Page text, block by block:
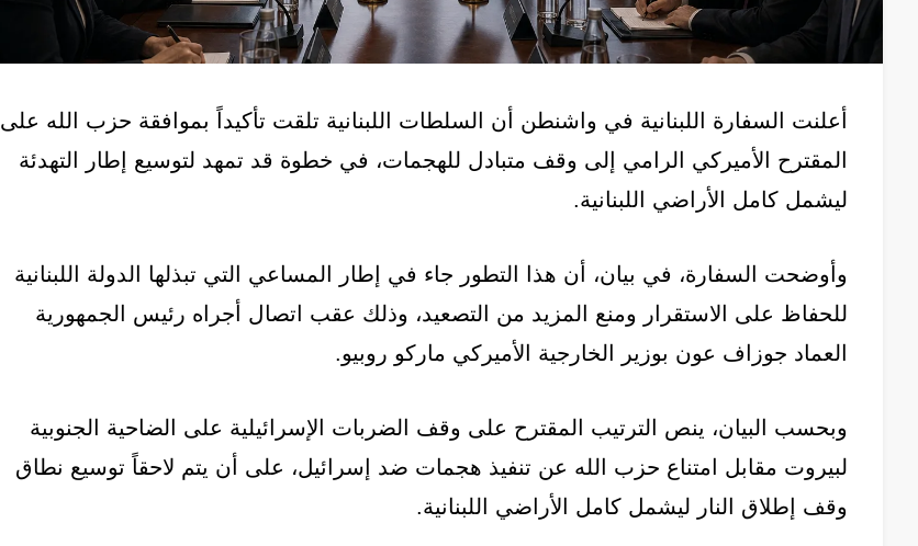
أعلنت السفارة اللبنانية في واشنطن أن السلطات اللبنانية تلقت تأكيداً بموافقة حزب الله على
المقترح الأميركي الرامي إلى وقف متبادل للهجمات، في خطوة قد تمهد لتوسيع إطار التهدئة
ليشمل كامل الأراضي اللبنانية.
وأوضحت السفارة، في بيان، أن هذا التطور جاء في إطار المساعي التي تبذلها الدولة اللبنانية
للحفاظ على الاستقرار ومنع المزيد من التصعيد، وذلك عقب اتصال أجراه رئيس الجمهورية
العماد جوزاف عون بوزير الخارجية الأميركي ماركو روبيو.
وبحسب البيان، ينص الترتيب المقترح على وقف الضربات الإسرائيلية على الضاحية الجنوبية
لبيروت مقابل امتناع حزب الله عن تنفيذ هجمات ضد إسرائيل، على أن يتم لاحقاً توسيع نطاق
وقف إطلاق النار ليشمل كامل الأراضي اللبنانية.